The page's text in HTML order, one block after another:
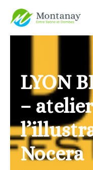
Aller au contenu
LYON
–
Nocera